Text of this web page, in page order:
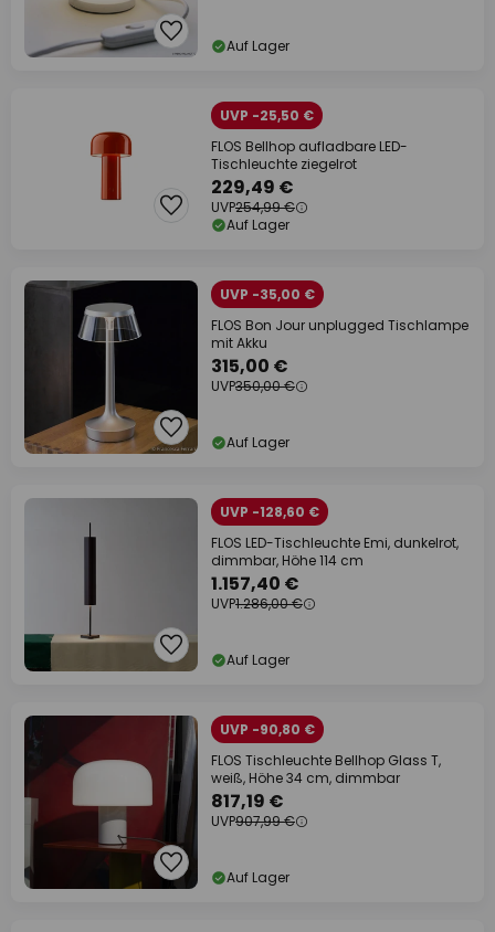
Auf Lager
UVP -25,50 €
FLOS Bellhop aufladbare LED-
Tischleuchte ziegelrot
229,49 €
UVP254,99 €
Auf Lager
UVP -35,00 €
FLOS Bon Jour unplugged Tischlampe
mit Akku
315,00 €
UVP350,00 €
Auf Lager
UVP -128,60 €
FLOS LED-Tischleuchte Emi, dunkelrot,
dimmbar, Höhe 114 cm
1.157,40 €
UVP1.286,00 €
Auf Lager
UVP -90,80 €
FLOS Tischleuchte Bellhop Glass T,
weiß, Höhe 34 cm, dimmbar
817,19 €
UVP907,99 €
Auf Lager